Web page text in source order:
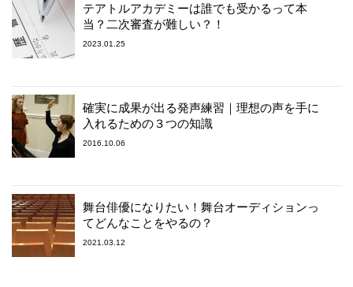
テアトルアカデミーは誰でも受かるって本
当？二次審査が難しい？！
2023.01.25
確実に成果が出る発声練習｜理想の声を手に
入れるための３つの知識
2016.10.06
舞台俳優になりたい！舞台オーディションっ
てどんなことをやるの？
2021.03.12